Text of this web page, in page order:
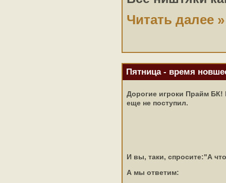
Читать далее »
Пятница - время
Дорогие игроки Прайм БК!
еще не поступил.
И вы, таки, спросите:"А
А мы ответим: